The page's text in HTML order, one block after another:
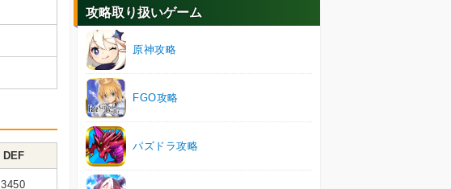
DEF
3450
攻略取り扱いゲーム
原神攻略
FGO攻略
パズドラ攻略